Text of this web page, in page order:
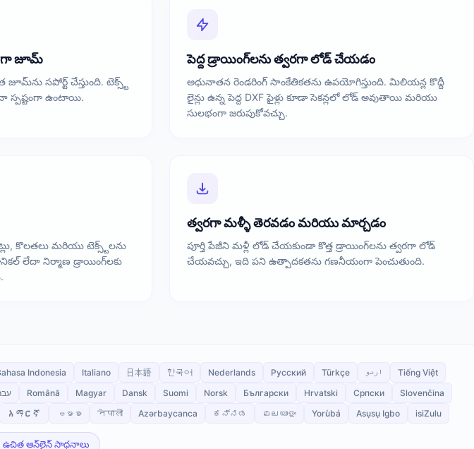
జూమ్
సపోర్ట్ చేస్తుంది. టెక్స్ట్
స్పష్టంగా ఉంటాయి.
పెద్ద డ్రాయింగ్‌లను త్వరగా లోడ్ చేయడం
అధునాతన రెండరింగ్ సాంకేతికతను ఉపయోగిస్తుంది. మిలియన్ల కొద్దీ
లైన్లు ఉన్న పెద్ద DXF ఫైళ్లు కూడా సెకన్లలో లోడ్ అవుతాయి మరియు
సులభంగా జరుపుకోవచ్చు.
కొలతలు మరియు టెక్స్ట్‌లను
లేదా నిర్మాణ డ్రాయింగ్‌లకు
త్వరగా మళ్ళీ తెరవడం మరియు మార్చడం
పూర్తి పేజీని మళ్లీ లోడ్ చేయకుండా కొత్త డ్రాయింగ్‌లను త్వరగా లోడ్
చేయవచ్చు, ఇది పని ఉత్పాదకతను గణనీయంగా పెంచుతుంది.
Indonesia Italiano 日本語 한국어 Nederlands Русский Türkçe اردو
Tiếng Việt
Română Magyar Dansk Suomi Norsk Български Hrvatski Српски
Slovenčina
አማርኛ ဗမာစာ नेपाली Azərbaycanca ಕನ್ನಡ മലയാളം Yorùbá Asụsụ Igbo isiZulu
ఉచిత ఆన్‌లైన్ సాధనాలు